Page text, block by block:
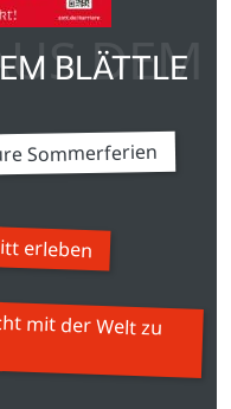
BLÄTTLE
DEM
Sommerferien
erleben
mit der Welt zu